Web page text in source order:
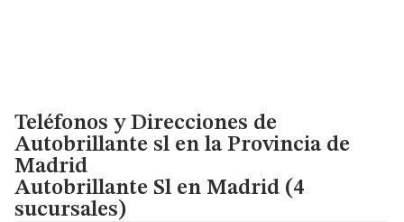
Teléfonos y Direcciones de
Autobrillante sl en la Provincia de
Madrid
Autobrillante Sl en Madrid (4
sucursales)